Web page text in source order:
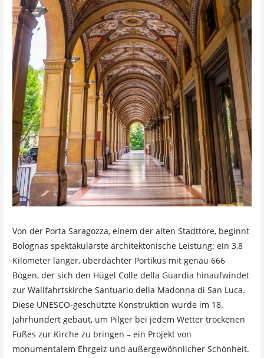
Von der Porta Saragozza, einem der alten Stadttore, beginnt
Bolognas spektakulärste architektonische Leistung: ein 3,8
Kilometer langer, überdachter Portikus mit genau 666
Bögen, der sich den Hügel Colle della Guardia hinaufwindet
zur Wallfahrtskirche Santuario della Madonna di San Luca.
Diese UNESCO-geschützte Konstruktion wurde im 18.
Jahrhundert gebaut, um Pilger bei jedem Wetter trockenen
Fußes zur Kirche zu bringen – ein Projekt von
monumentalem Ehrgeiz und außergewöhnlicher Schönheit.